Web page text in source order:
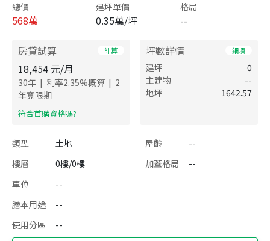
總價
568萬
建坪單價
0.35萬/坪
格局
--
房貸試算 計算
18,454 元/月
30年 | 利率2.35%概算 | 2
年寬限期
​符合首購資格嗎?
坪數詳情 細項
建坪
0
主建物
--
地坪
1642.57
類型 土地 屋齡
--
樓層
0樓/0樓 加蓋格局
--
車位
--
謄本用途
--
使用分區
--